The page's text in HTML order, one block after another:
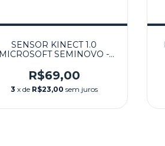
SENSOR KINECT 1.0
MICROSOFT SEMINOVO -
R$69,00
3 x de R$23,00 sem juros